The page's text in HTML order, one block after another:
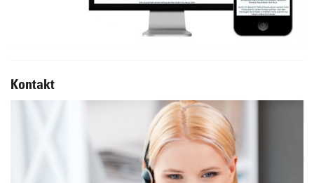
Kontakt